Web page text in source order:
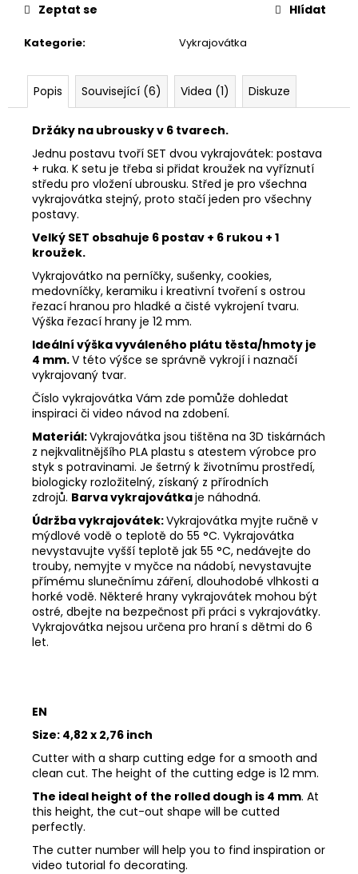
Kategorie: Vykrajovátka
Zeptat se Hlídat
Popis Související (6) Videa (1) Diskuze
Držáky na ubrousky v 6 tvarech.
Jednu postavu tvoří SET dvou vykrajovátek: postava
+ ruka. K setu je třeba si přidat kroužek na vyříznutí
středu pro vložení ubrousku. Střed je pro všechna
vykrajovátka stejný, proto stačí jeden pro všechny
postavy.
Velký SET obsahuje 6 postav + 6 rukou + 1
kroužek.
Vykrajovátko na perníčky, sušenky, cookies,
medovníčky, keramiku i kreativní tvoření s ostrou
řezací hranou pro hladké a čisté vykrojení tvaru.
Výška řezací hrany je 12 mm.
Ideální výška vyváleného plátu těsta/hmoty je
4 mm.V této výšce se správně vykrojí i naznačí
vykrajovaný tvar.
Číslo vykrajovátka Vám zde pomůže dohledat
inspiraci či video návod na zdobení.
Materiál:Vykrajovátka jsou tištěna na 3D tiskárnách
z nejkvalitnějšího PLA plastu s atestem výrobce pro
styk s potravinami. Je šetrný k životnímu prostředí,
biologicky rozložitelný, získaný z přírodních
zdrojů. Barva vykrajovátkaje náhodná.
Údržba vykrajovátek:Vykrajovátka myjte ručně v
mýdlové vodě o teplotě do 55 °C. Vykrajovátka
nevystavujte vyšší teplotě jak 55 °C, nedávejte do
trouby, nemyjte v myčce na nádobí, nevystavujte
přímému slunečnímu záření, dlouhodobé vlhkosti a
horké vodě. Některé hrany vykrajovátek mohou být
ostré, dbejte na bezpečnost při práci s vykrajovátky.
Vykrajovátka nejsou určena pro hraní s dětmi do 6
let.
EN
Size: 4,82 x 2,76 inch
Cutter with a sharp cutting edge for a smooth and
clean cut. The height of the cutting edge is 12 mm.
The ideal height of the rolled dough is 4 mm. At
this height, the cut-out shape will be cutted
perfectly.
The cutter number will help you to find inspiration or
video tutorial fo decorating.
Kč